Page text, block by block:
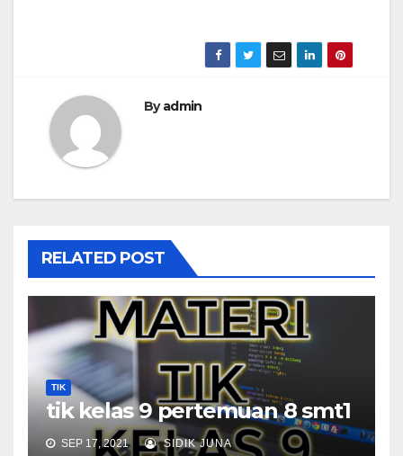
Byadmin
RELATED POST
TIK
tik kelas 9 pertemuan 8 smt1
SEP 17, 2021 SIDIK JUNA